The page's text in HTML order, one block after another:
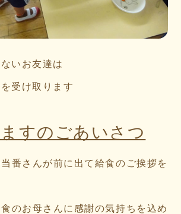
いお友達は
受け取ります
すのごあいさつ
番さんが前に出て給食のご挨拶を
のお母さんに感謝の気持ちを込め